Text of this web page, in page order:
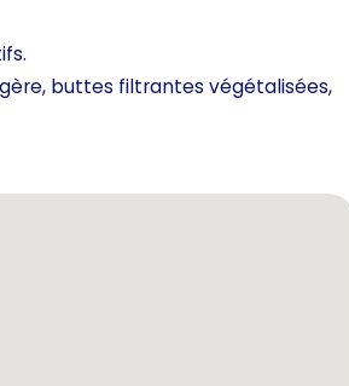
buttes filtrantes végétalisées,